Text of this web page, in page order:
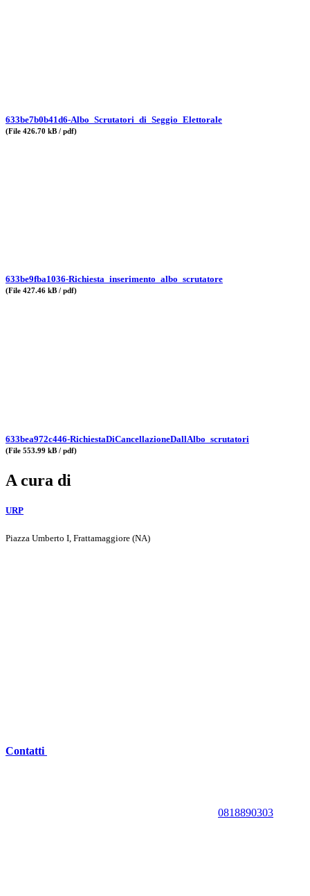
633be7b0b41d6-Albo_Scrutatori_di_Seggio_Elettorale
(File 426.70 kB / pdf)
633be9fba1036-Richiesta_inserimento_albo_scrutatore
(File 427.46 kB / pdf)
633bea972c446-RichiestaDiCancellazioneDallAlbo_scrutatori
(File 553.99 kB / pdf)
A cura di
URP
Piazza Umberto I, Frattamaggiore (NA)
Contatti
0818890303